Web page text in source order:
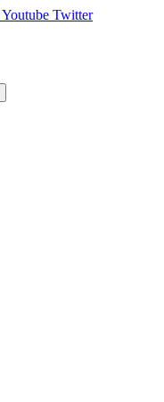
Youtube Twitter